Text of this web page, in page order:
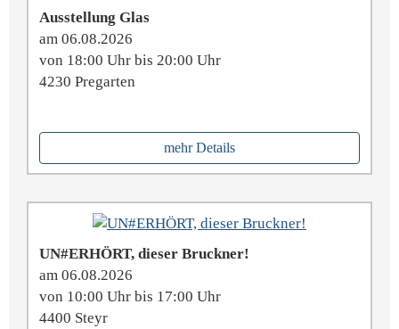
Ausstellung Glas
am 06.08.2026
von 18:00 Uhr bis 20:00 Uhr
4230 Pregarten
mehr Details
UN#ERHÖRT, dieser Bruckner!
am 06.08.2026
von 10:00 Uhr bis 17:00 Uhr
4400 Steyr